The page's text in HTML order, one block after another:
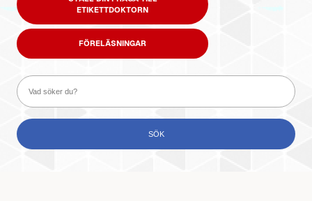
ETIKETTDOKTORN
FÖRELÄSNINGAR